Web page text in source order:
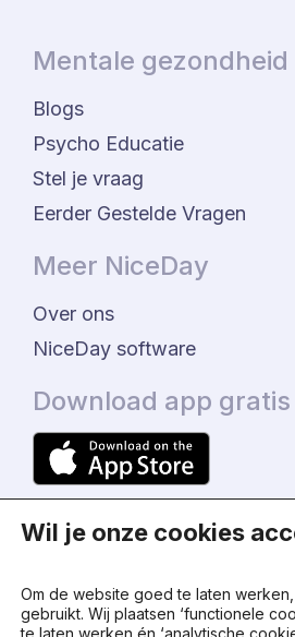
Mentale gezondheid
Blogs
Psycho Educatie
Stel je vraag
Eerder Gestelde Vragen
Meer NiceDay
Over ons
NiceDay software
Download app gratis
Wil je onze cookies
Om de website goed te laten
gebruikt. Wij plaatsen ‘functionele
te laten werken én ‘analytische